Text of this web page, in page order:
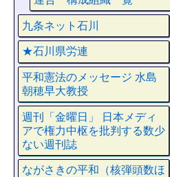
九条ネット石川
★石川県労連
平和憲法のメッセージ 水島
朝穂早大教授
週刊「金曜日」 日本メディ
アで権力中枢を批判する数少
ない週刊誌
ながさきの平和（核弾頭数ほ